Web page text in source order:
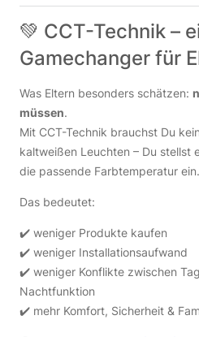
💚 CCT-Technik –
Gamechanger für
Was Eltern besonders schätzen:
müssen.
Mit CCT-Technik brauchst Du
kaltweißen Leuchten – Du stellst
die passende Farbtemperatur ein.
Das bedeutet:
✔️ weniger Produkte kaufen
✔️ weniger Installationsaufwand
✔️ weniger Konflikte zwischen
Nachtfunktion
✔️ mehr Komfort, Sicherheit &